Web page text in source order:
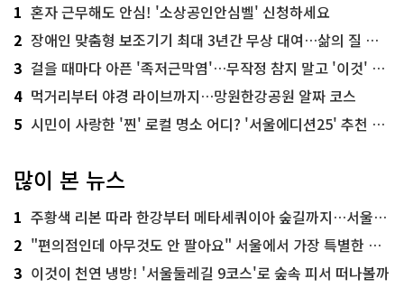
1 혼자 근무해도 안심! '소상공인안심벨' 신청하세요
2 장애인 맞춤형 보조기기 최대 3년간 무상 대여…삶의 질 높인다
3 걸을 때마다 아픈 '족저근막염'…무작정 참지 말고 '이것' 해보세요!
4 먹거리부터 야경 라이브까지…망원한강공원 알짜 코스
5 시민이 사랑한 '찐' 로컬 명소 어디? '서울에디션25' 추천 코스
많이 본 뉴스
1 주황색 리본 따라 한강부터 메타세쿼이아 숲길까지…서울둘레길 15코스
2 "편의점인데 아무것도 안 팔아요" 서울에서 가장 특별한 편의점의 정체
3 이것이 천연 냉방! '서울둘레길 9코스'로 숲속 피서 떠나볼까